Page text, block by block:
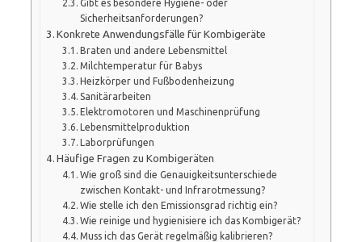
Gibt es besondere Hygiene- oder
Sicherheitsanforderungen?
Konkrete Anwendungsfälle für Kombigeräte
Braten und andere Lebensmittel
Milchtemperatur für Babys
Heizkörper und Fußbodenheizung
Sanitärarbeiten
Elektromotoren und Maschinenprüfung
Lebensmittelproduktion
Laborprüfungen
Häufige Fragen zu Kombigeräten
Wie groß sind die Genauigkeitsunterschiede
zwischen Kontakt- und Infrarotmessung?
Wie stelle ich den Emissionsgrad richtig ein?
Wie reinige und hygienisiere ich das Kombigerät?
Muss ich das Gerät regelmäßig kalibrieren?